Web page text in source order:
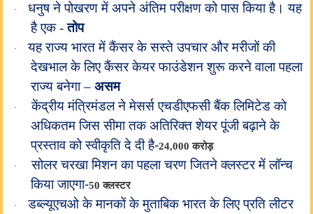
·
धनुष ने पोखरण में अपने अंतिम परीक्षण को पास किया है। यह
है एक -तोप
·
यह राज्य भारत में कैंसर के सस्ते उपचार और मरीजों की
देखभाल के लिए कैंसर केयर फाउंडेशन शुरू करने वाला पहला
राज्य बनेगा – असम
·
केंद्रीय मंत्रिमंडल ने मेसर्स एचडीएफसी बैंक लिमिटेड को
अधिकतम जिस सीमा तक अतिरिक्त शेयर पूंजी बढ़ाने के
प्रस्ताव को स्वीकृति दे दी है-24,000 करोड़
·
सोलर चरखा मिशन का पहला चरण जितने क्लस्टर में लॉन्च
किया जाएगा-50 क्लस्टर
·
डब्ल्यूएचओ के मानकों के मुताबिक भारत के लिए प्रति लीटर